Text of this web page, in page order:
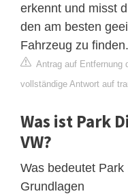
erkennt und misst
den am besten
Fahrzeug zu finden.
Antrag auf Entfernung
vollständige Antwort auf
Was ist Park
VW?
Was bedeutet
Grundlagen